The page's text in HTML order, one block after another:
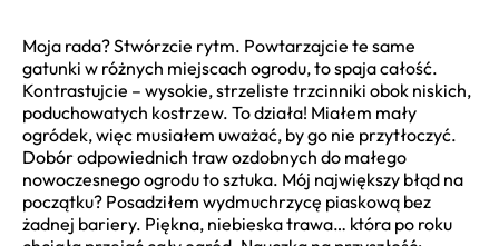
Moja rada? Stwórzcie rytm. Powtarzajcie te same
gatunki w różnych miejscach ogrodu, to spaja całość.
Kontrastujcie – wysokie, strzeliste trzcinniki obok niskich,
poduchowatych kostrzew. To działa! Miałem mały
ogródek, więc musiałem uważać, by go nie przytłoczyć.
Dobór odpowiednich traw ozdobnych do małego
nowoczesnego ogrodu to sztuka. Mój największy błąd na
początku? Posadziłem wydmuchrzycę piaskową bez
żadnej bariery. Piękna, niebieska trawa… która po roku